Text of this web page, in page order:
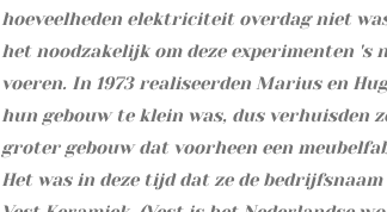
hoeveelheden elektriciteit overdag niet
het noodzakelijk om deze experimenten 's
voeren. In 1973 realiseerden Marius en
hun gebouw te klein was, dus verhuisden
groter gebouw dat voorheen een
Het was in deze tijd dat ze de